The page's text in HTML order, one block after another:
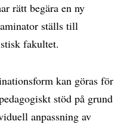
rätt begära en ny
ställs till
fakultet.
kan göras för
stöd på grund
anpassning av